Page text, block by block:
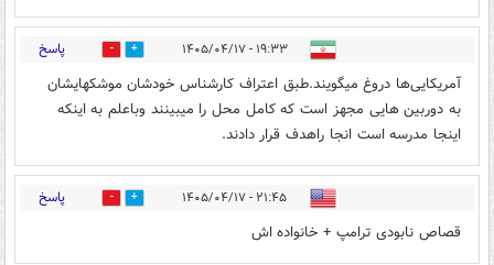
۱۹:۳۳ - ۱۴۰۵/۰۴/۱۷ 0 پاسخ
آمریکایی‌ها دروغ میگویند.طبق اعتراف کارشناس خودشان موشکهایشان
به دوربین هایی مجهز است که کامل محل را میبینند وباعلم به اینکه
اینجا مدرسه است انجا راهدف قرار دادند.
۲۱:۴۵ - ۱۴۰۵/۰۴/۱۷ 7 پاسخ
قصاص نابودی ترامپ + خانواده اش